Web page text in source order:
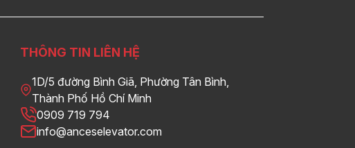
THÔNG TIN LIÊN HỆ
1D/5 đường Bình Giã, Phường Tân Bình,
Thành Phố Hồ Chí Minh
0909 719 794
info@anceselevator.com